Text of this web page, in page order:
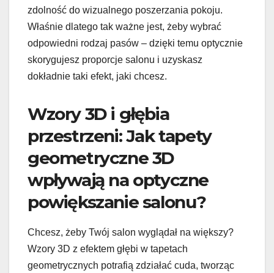
zdolność do wizualnego poszerzania pokoju.
Właśnie dlatego tak ważne jest, żeby wybrać
odpowiedni rodzaj pasów – dzięki temu optycznie
skorygujesz proporcje salonu i uzyskasz
dokładnie taki efekt, jaki chcesz.
Wzory 3D i głębia
przestrzeni: Jak tapety
geometryczne 3D
wpływają na optyczne
powiększanie salonu?
Chcesz, żeby Twój salon wyglądał na większy?
Wzory 3D z efektem głębi w tapetach
geometrycznych potrafią zdziałać cuda, tworząc